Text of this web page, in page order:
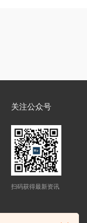
关注公众号
扫码获得最新资讯